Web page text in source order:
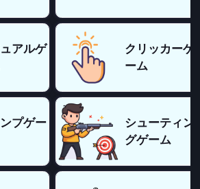
アルゲ
クリッカーゲ
ーム
プゲー
シューティン
グゲーム